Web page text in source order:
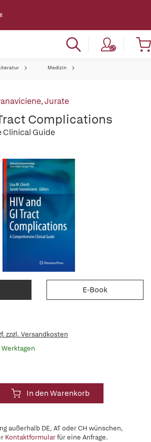
Medizin
Jurate
Complications
Clinical Guide
E-Book
zzgl. Versandkosten
In den Warenkorb
außerhalb DE, AT oder CH wünschen,
Kontaktformularfür eine Anfrage.